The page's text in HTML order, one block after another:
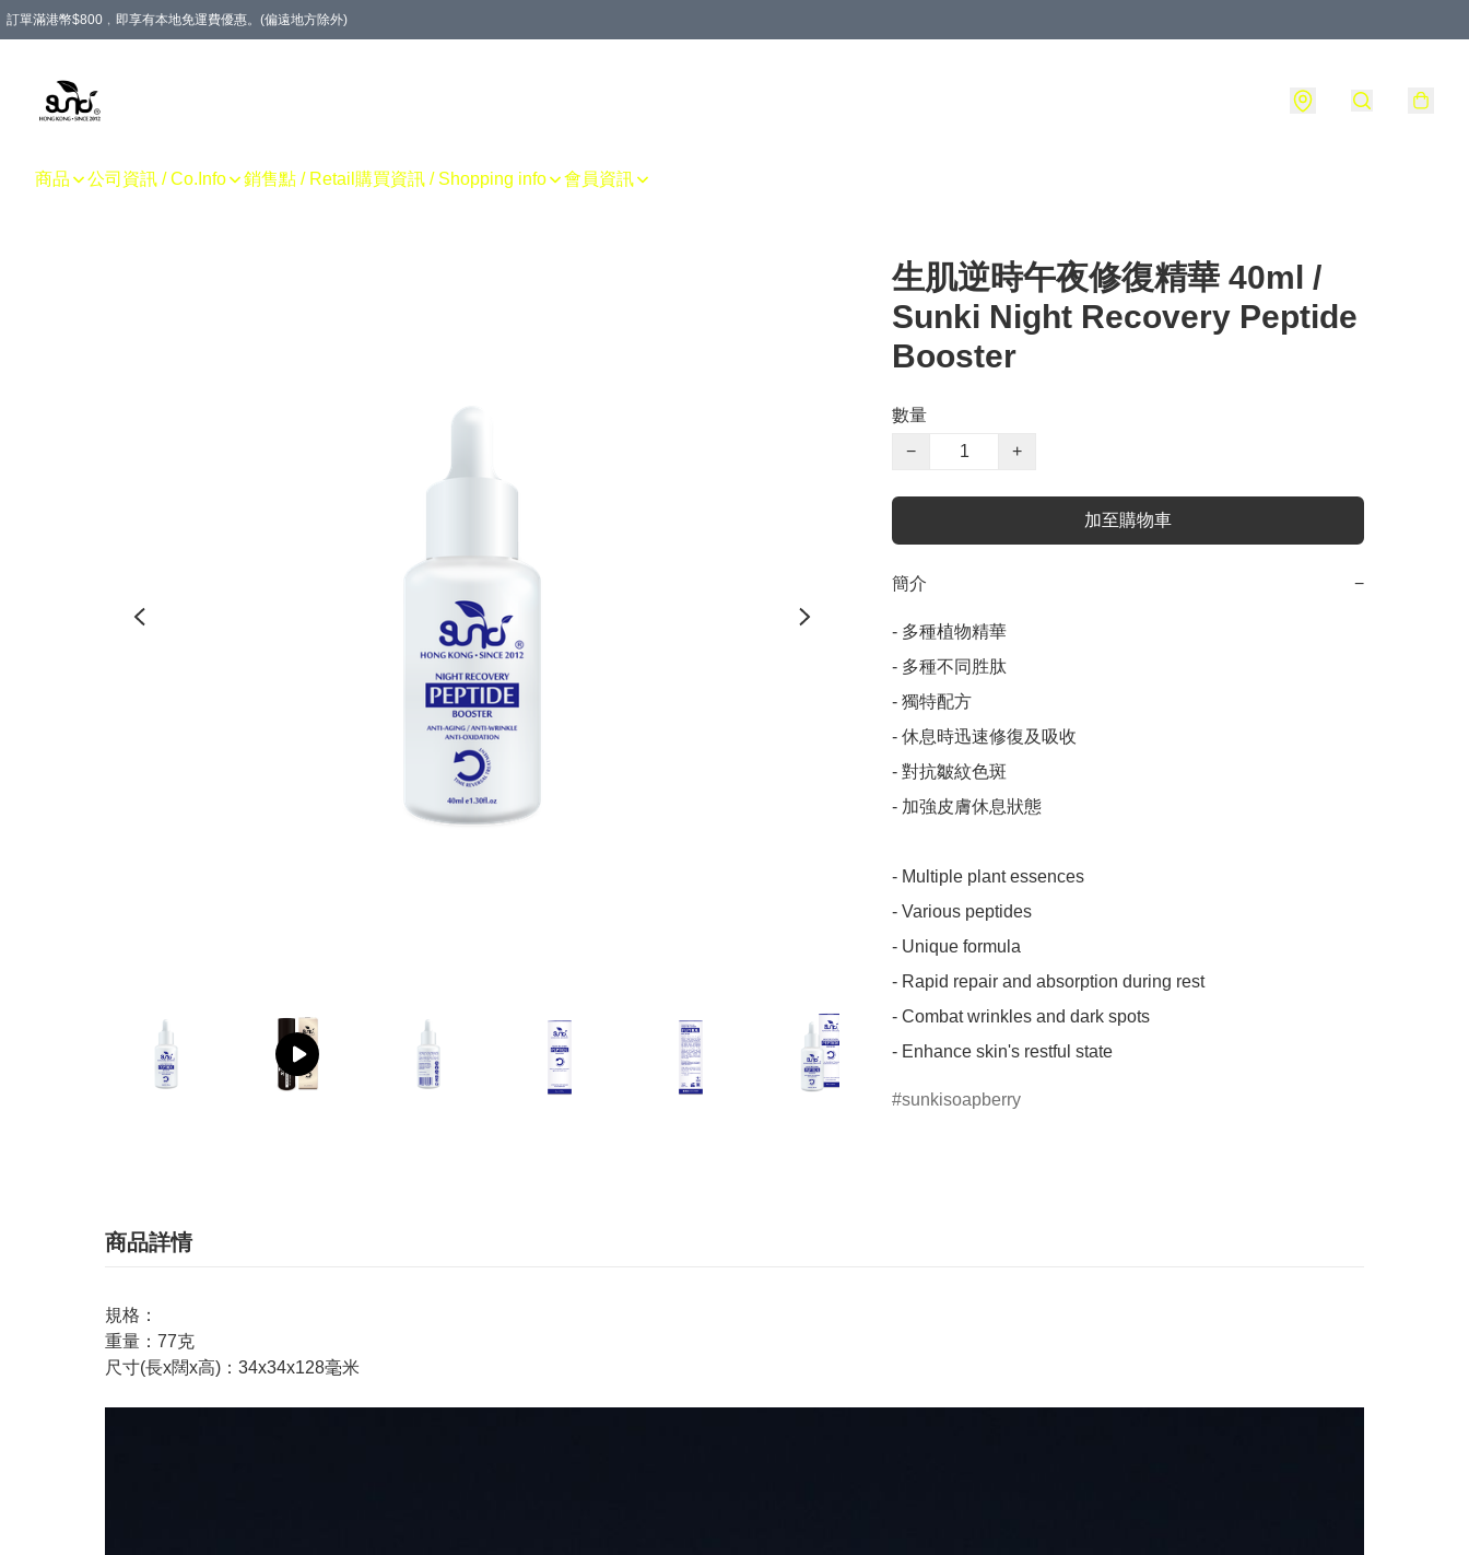
訂單滿港幣$800﹐即享有本地免運費優惠。(偏遠地方除外)
商品 公司資訊 / Co.Info 銷售點 / Retail 購買資訊 / Shopping info 會員資訊
生肌逆時午夜修復精華 40ml /
Sunki Night Recovery Peptide
Booster
數量
−
+
加至購物車
簡介 −
- 多種植物精華
- 多種不同胜肽
- 獨特配方
- 休息時迅速修復及吸收
- 對抗皺紋色斑
- 加強皮膚休息狀態
- Multiple plant essences
- Various peptides
- Unique formula
- Rapid repair and absorption during rest
- Combat wrinkles and dark spots
- Enhance skin's restful state
sunkisoapberry
商品詳情
規格：
重量：77克
尺寸(長x闊x高)：34x34x128毫米